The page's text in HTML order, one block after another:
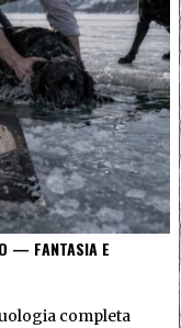
— FANTASIA E
completa